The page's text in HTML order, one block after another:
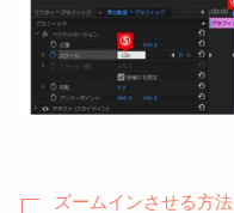
ズームインさせる方法